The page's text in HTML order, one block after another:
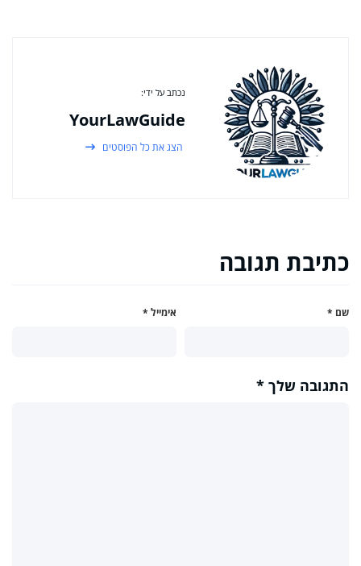
נכתב על ידי:
YourLawGuide
הצג את כל הפוסטים
כתיבת תגובה
שם * אימייל *
התגובה שלך *